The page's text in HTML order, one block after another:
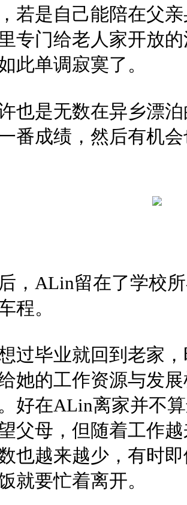
若是自己能陪在父
专门给老人家开放
此单调寂寞了。
是无数在异乡漂泊
番成绩，然后有机
ALin留在了学校所
程。
毕业就回到老家，
她的工作资源与发
好在ALin离家并不
父母，但随着工作
也越来越少，有时
就要忙着离开。